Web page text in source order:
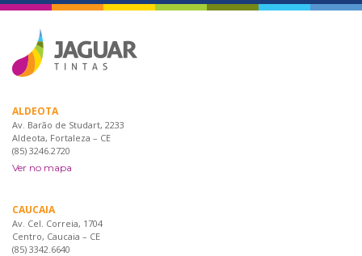
ALDEOTA
Av. Barão de Studart, 2233
Aldeota, Fortaleza – CE
(85) 3246.2720
Ver no mapa
CAUCAIA
Av. Cel. Correia, 1704
Centro, Caucaia – CE
(85) 3342.6640